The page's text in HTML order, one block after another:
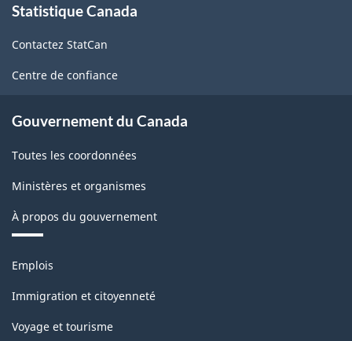
propos
ce
site
Statistique Canada
Contactez StatCan
Centre de confiance
Gouvernement du Canada
Toutes les coordonnées
Ministères et organismes
À propos du gouvernement
Thèmes
sujets
Emplois
Immigration et citoyenneté
Voyage et tourisme